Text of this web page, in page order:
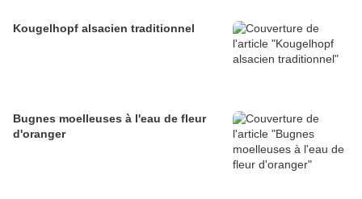
Kougelhopf alsacien traditionnel
Bugnes moelleuses à l'eau de fleur
d'oranger